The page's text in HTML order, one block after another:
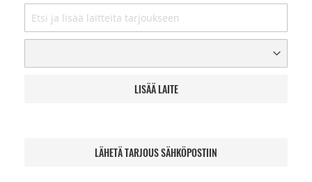
LISÄÄ LAITE
LÄHETÄ TARJOUS SÄHKÖPOSTIIN